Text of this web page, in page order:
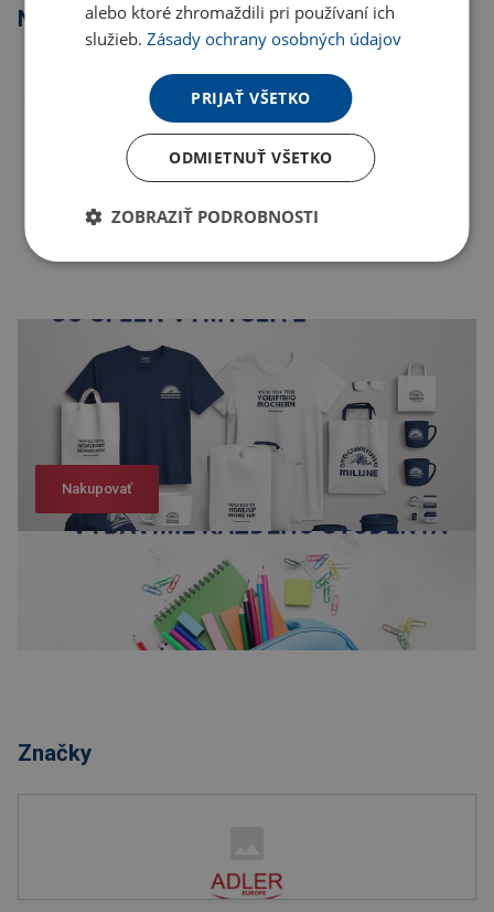
Najpredávanejšie
Nakupovať
Značky
alebo ktoré zhromaždili pri používaní ich
služieb.Zásady ochrany osobných údajov
PRIJAŤ VŠETKO
ODMIETNUŤ VŠETKO
ZOBRAZIŤ PODROBNOSTI